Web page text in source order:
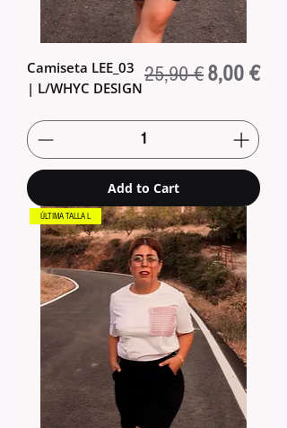
Camiseta LEE_03
| L/WHYC DESIGN
Regular Price
25,90 €Sale Price
8,00 €
Add to Cart
ÚLTIMA TALLA L